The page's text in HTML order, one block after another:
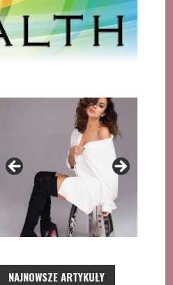
NAJNOWSZE ARTYKUŁY